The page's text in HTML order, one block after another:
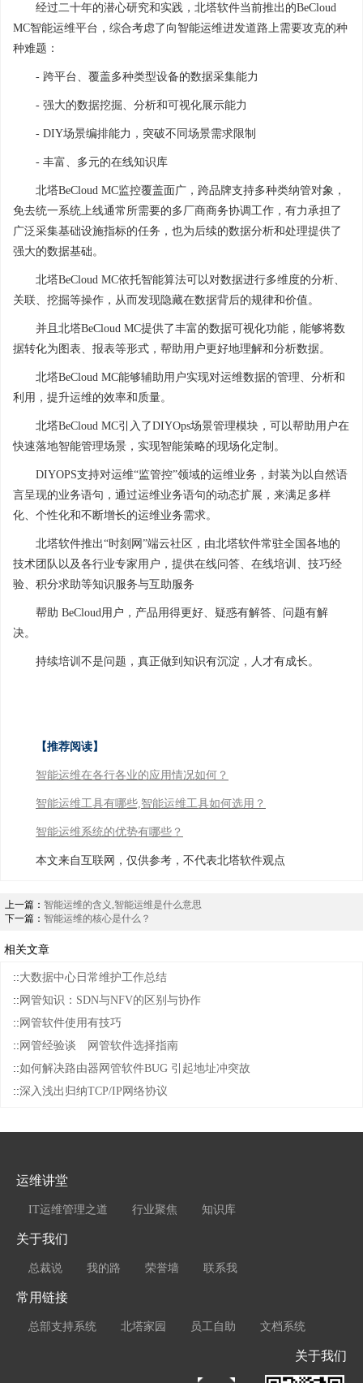
经过二十年的潜心研究和实践，北塔软件当前推出的BeCloud
MC智能运维平台，综合考虑了向智能运维进发道路上需要攻克的种
种难题：
- 跨平台、覆盖多种类型设备的数据采集能力
- 强大的数据挖掘、分析和可视化展示能力
- DIY场景编排能力，突破不同场景需求限制
- 丰富、多元的在线知识库
北塔BeCloud MC监控覆盖面广，跨品牌支持多种类纳管对象，
免去统一系统上线通常所需要的多厂商商务协调工作，有力承担了
广泛采集基础设施指标的任务，也为后续的数据分析和处理提供了
强大的数据基础。
北塔BeCloud MC依托智能算法可以对数据进行多维度的分析、
关联、挖掘等操作，从而发现隐藏在数据背后的规律和价值。
并且北塔BeCloud MC提供了丰富的数据可视化功能，能够将数
据转化为图表、报表等形式，帮助用户更好地理解和分析数据。
北塔BeCloud MC能够辅助用户实现对运维数据的管理、分析和
利用，提升运维的效率和质量。
北塔BeCloud MC引入了DIYOps场景管理模块，可以帮助用户在
快速落地智能管理场景，实现智能策略的现场化定制。
DIYOPS支持对运维“监管控”领域的运维业务，封装为以自然语
言呈现的业务语句，通过运维业务语句的动态扩展，来满足多样
化、个性化和不断增长的运维业务需求。
北塔软件推出“时刻网”端云社区，由北塔软件常驻全国各地的
技术团队以及各行业专家用户，提供在线问答、在线培训、技巧经
验、积分求助等知识服务与互助服务
帮助 BeCloud用户，产品用得更好、疑惑有解答、问题有解
决。
持续培训不是问题，真正做到知识有沉淀，人才有成长。
【推荐阅读】
智能运维在各行各业的应用情况如何？
智能运维工具有哪些,智能运维工具如何选用？
智能运维系统的优势有哪些？
本文来自互联网，仅供参考，不代表北塔软件观点
上一篇： 智能运维的含义,智能运维是什么意思
下一篇： 智能运维的核心是什么？
相关文章
::大数据中心日常维护工作总结
:: 网管知识：SDN与NFV的区别与协作
:: 网管软件使用有技巧
:: 网管经验谈 网管软件选择指南
::如何解决路由器网管软件BUG 引起地址冲突故
::深入浅出归纳TCP/IP网络协议
运维讲堂
IT运维管理之道 行业聚焦 知识库
关于我们
总裁说 我的路 荣誉墙 联系我
常用链接
总部支持系统 北塔家园 员工自助 文档系统
关于我们